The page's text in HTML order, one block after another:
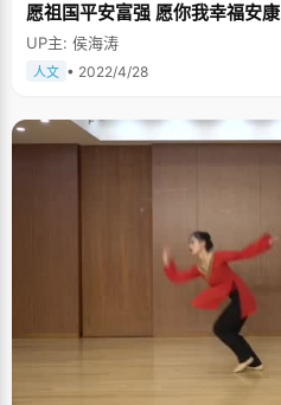
愿祖国平安富强 愿你我幸福安康
UP主: 侯海涛
人文 • 2022/4/28